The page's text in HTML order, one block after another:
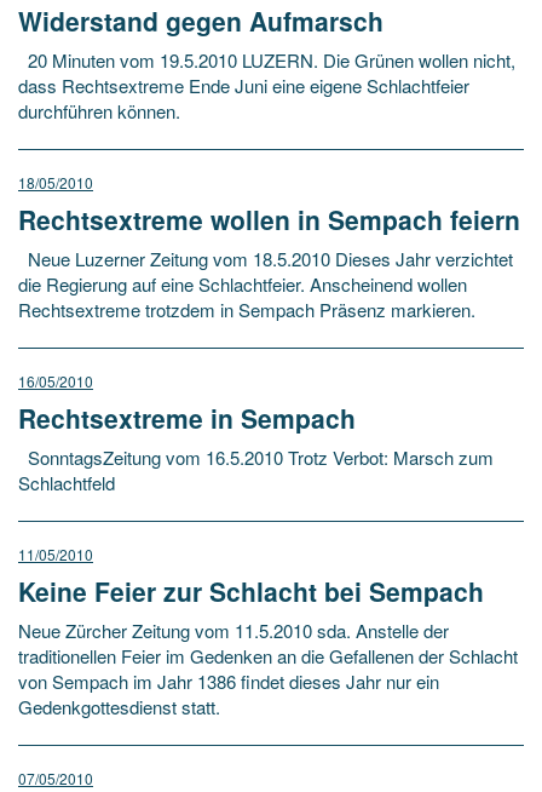
Widerstand gegen Aufmarsch
20 Minuten vom 19.5.2010 LUZERN. Die Grünen wollen nicht,
dass Rechtsextreme Ende Juni eine eigene Schlachtfeier
durchführen können.
18/05/2010
Rechtsextreme wollen in Sempach feiern
Neue Luzerner Zeitung vom 18.5.2010 Dieses Jahr verzichtet
die Regierung auf eine Schlachtfeier. Anscheinend wollen
Rechtsextreme trotzdem in Sempach Präsenz markieren.
16/05/2010
Rechtsextreme in Sempach
SonntagsZeitung vom 16.5.2010 Trotz Verbot: Marsch zum
Schlachtfeld
11/05/2010
Keine Feier zur Schlacht bei Sempach
Neue Zürcher Zeitung vom 11.5.2010 sda. Anstelle der
traditionellen Feier im Gedenken an die Gefallenen der Schlacht
von Sempach im Jahr 1386 findet dieses Jahr nur ein
Gedenkgottesdienst statt.
07/05/2010